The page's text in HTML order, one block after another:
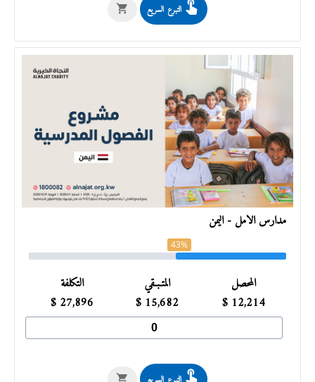
التبرع السريع
مدارس الأمل - اليمن
43%
المحصل
12,214
$
المتـبـقي
15,682
$
التكلفة
27,896
$